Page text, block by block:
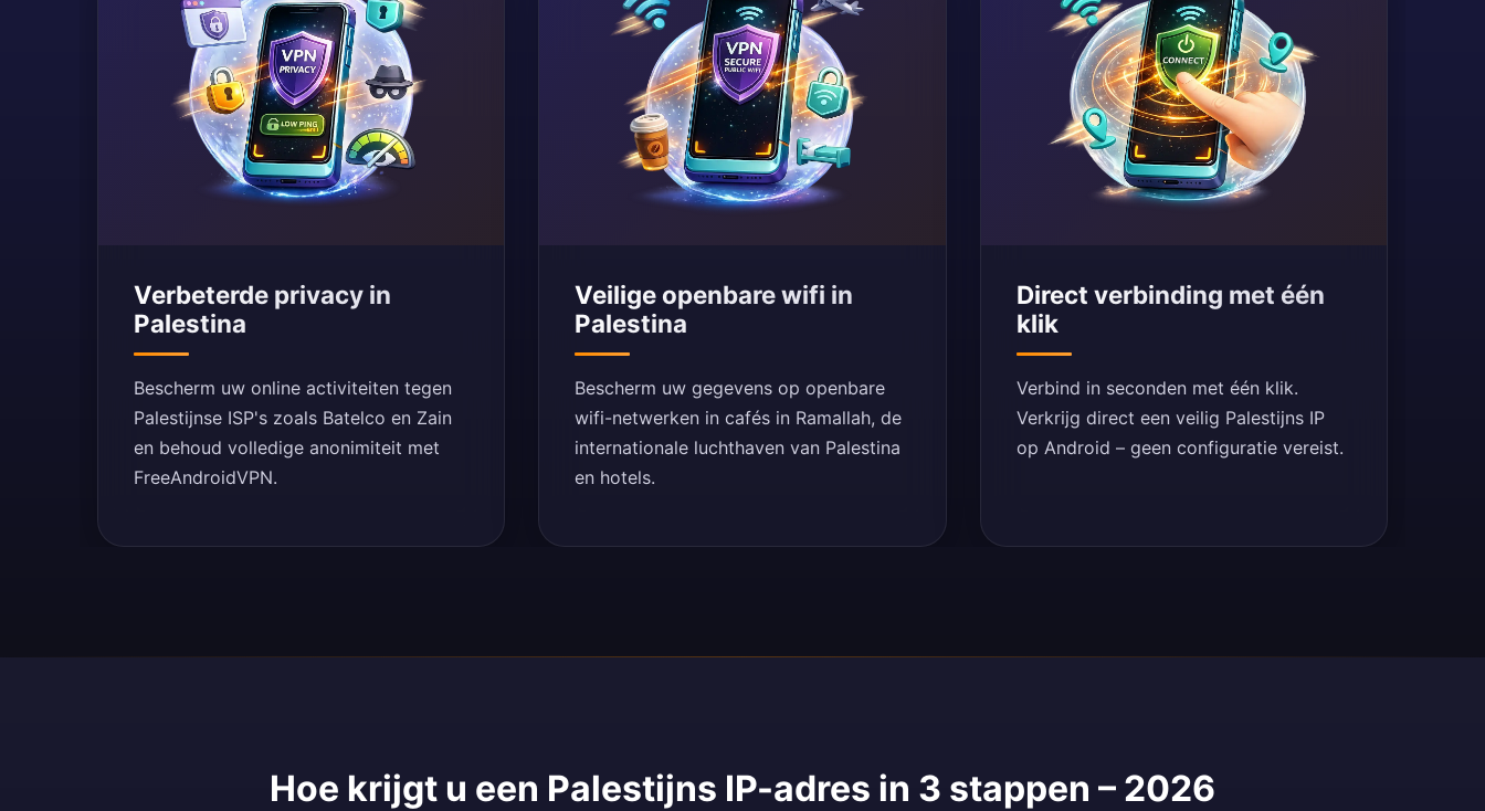
Verbeterde privacy in
Palestina
Bescherm uw online activiteiten tegen
Palestijnse ISP's zoals Batelco en Zain
en behoud volledige anonimiteit met
FreeAndroidVPN.
Veilige openbare wifi in
Palestina
Bescherm uw gegevens op openbare
wifi-netwerken in cafés in Ramallah, de
internationale luchthaven van Palestina
en hotels.
Direct verbinding met één
klik
Verbind in seconden met één klik.
Verkrijg direct een veilig Palestijns IP
op Android – geen configuratie vereist.
Hoe krijgt u een Palestijns IP-adres in 3 stappen – 2026